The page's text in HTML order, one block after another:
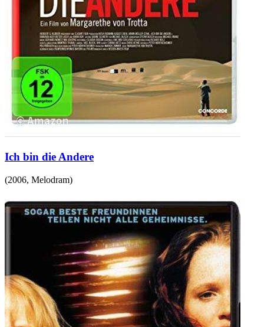
Ich bin die Andere
(2006, Melodram)